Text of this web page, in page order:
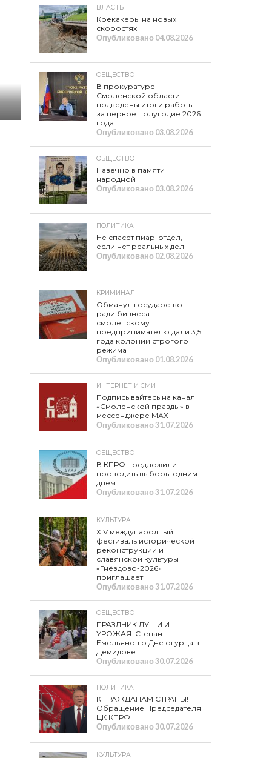
ВЛАСТЬ
Коекакеры на новых
скоростях
Опубликовано04.08.2026
ОБЩЕСТВО
В прокуратуре
Смоленской области
подведены итоги работы
за первое полугодие 2026
года
Опубликовано03.08.2026
ОБЩЕСТВО
Навечно в памяти
народной
Опубликовано03.08.2026
ПОЛИТИКА
Не спасет пиар-отдел,
если нет реальных дел
Опубликовано02.08.2026
КРИМИНАЛ
Обманул государство
ради бизнеса:
смоленскому
предпринимателю дали 3,5
года колонии строгого
режима
Опубликовано01.08.2026
ИНТЕРНЕТ И СМИ
Подписывайтесь на канал
«Смоленской правды» в
мессенджере МАХ
Опубликовано31.07.2026
ОБЩЕСТВО
В КПРФ предложили
проводить выборы одним
днем
Опубликовано31.07.2026
КУЛЬТУРА
XIV международный
фестиваль исторической
реконструкции и
славянской культуры
«Гнёздово-2026»
приглашает
Опубликовано31.07.2026
ОБЩЕСТВО
ПРАЗДНИК ДУШИ И
УРОЖАЯ. Степан
Емельянов о Дне огурца в
Демидове
Опубликовано30.07.2026
ПОЛИТИКА
К ГРАЖДАНАМ СТРАНЫ!
Обращение Председателя
ЦК КПРФ
Опубликовано30.07.2026
КУЛЬТУРА